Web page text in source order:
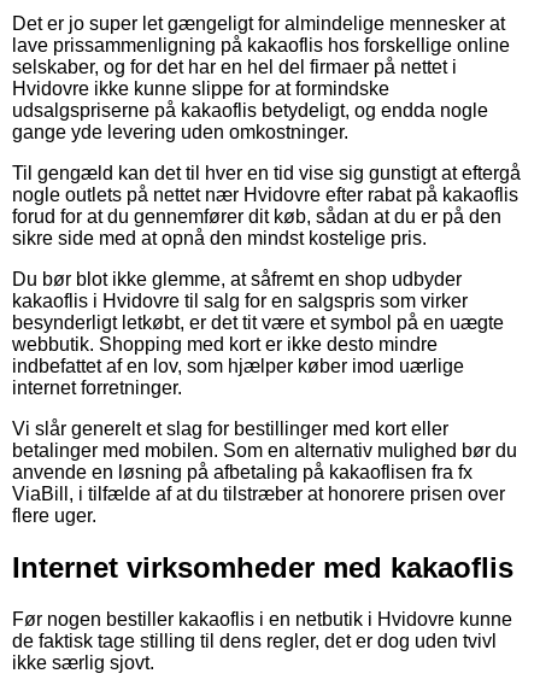
Det er jo super let gængeligt for almindelige mennesker at
lave prissammenligning på kakaoflis hos forskellige online
selskaber, og for det har en hel del firmaer på nettet i
Hvidovre ikke kunne slippe for at formindske
udsalgspriserne på kakaoflis betydeligt, og endda nogle
gange yde levering uden omkostninger.
Til gengæld kan det til hver en tid vise sig gunstigt at eftergå
nogle outlets på nettet nær Hvidovre efter rabat på kakaoflis
forud for at du gennemfører dit køb, sådan at du er på den
sikre side med at opnå den mindst kostelige pris.
Du bør blot ikke glemme, at såfremt en shop udbyder
kakaoflis i Hvidovre til salg for en salgspris som virker
besynderligt letkøbt, er det tit være et symbol på en uægte
webbutik. Shopping med kort er ikke desto mindre
indbefattet af en lov, som hjælper køber imod uærlige
internet forretninger.
Vi slår generelt et slag for bestillinger med kort eller
betalinger med mobilen. Som en alternativ mulighed bør du
anvende en løsning på afbetaling på kakaoflisen fra fx
ViaBill, i tilfælde af at du tilstræber at honorere prisen over
flere uger.
Internet virksomheder med kakaoflis
Før nogen bestiller kakaoflis i en netbutik i Hvidovre kunne
de faktisk tage stilling til dens regler, det er dog uden tvivl
ikke særlig sjovt.